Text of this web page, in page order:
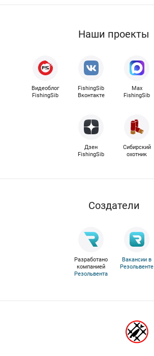
Наши проекты
Видеоблог
FishingSib
FishingSib
Вконтакте
Max
FishingSib
Дзен
FishingSib
Сибирский
охотник
Cоздатели
Разработано
компанией
Резольвента
Вакансии в
Резольвенте